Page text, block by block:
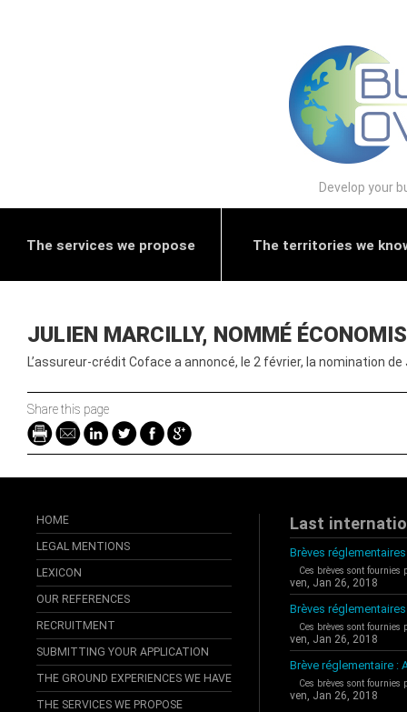
Develop your
The services we propose The territories we
JULIEN MARCILLY, NOMMÉ
L’assureur-crédit Coface a annoncé, le 2 février, la nomination
Share this page
HOME
LEGAL MENTIONS
LEXICON
OUR REFERENCES
RECRUITMENT
SUBMITTING YOUR APPLICATION
THE GROUND EXPERIENCES WE HAVE
THE SERVICES WE PROPOSE
Last
Brèves réglementaires
Ces brèves sont fournies
ven, Jan 26, 2018
Brèves
Ces brèves sont fournies
ven, Jan 26, 2018
Brève réglementaire :
Ces brèves sont fournies
ven, Jan 26, 2018